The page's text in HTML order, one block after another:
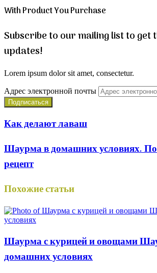
With Product You Purchase
Subscribe to our mailing list to get
updates!
Lorem ipsum dolor sit amet, consectetur.
Адрес электронной почты
Как делают лаваш
Шаурма в домашних условиях.
рецепт
Похожие статьи
Шаурма с курицей и овощами
домашних условиях